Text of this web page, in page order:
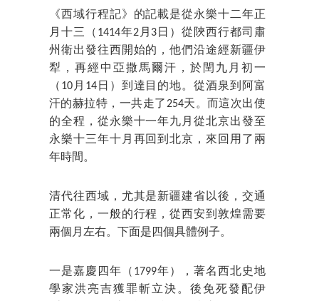
《西域行程記》的記載是從永樂十二年正
月十三（1414年2月3日）從陝西行都司肅
州衛出發往西開始的，他們沿途經新疆伊
犁，再經中亞撒馬爾汗，於閏九月初一
（10月14日）到達目的地。從酒泉到阿富
汗的赫拉特，一共走了254天。而這次出使
的全程，從永樂十一年九月從北京出發至
永樂十三年十月再回到北京，來回用了兩
年時間。
清代往西域，尤其是新疆建省以後，交通
正常化，一般的行程，從西安到敦煌需要
兩個月左右。下面是四個具體例子。
一是嘉慶四年（1799年），著名西北史地
學家洪亮吉獲罪斬立決。後免死發配伊